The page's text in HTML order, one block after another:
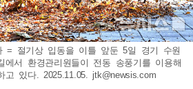
= 절기상 입동을 이틀 앞둔 5일 경기 수원
에서 환경관리원들이 전동 송풍기를 이용해
고 있다. 2025.11.05. jtk@newsis.com